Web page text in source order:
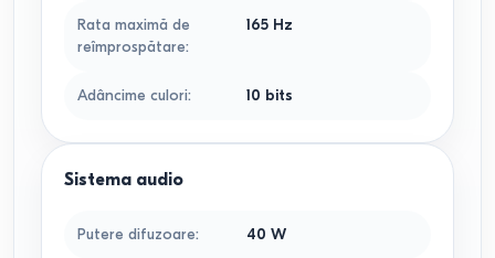
Rata maximă de
reîmprospătare:
165Hz
Adâncime culori: 10 bits
Sistema audio
Putere difuzoare: 40 W